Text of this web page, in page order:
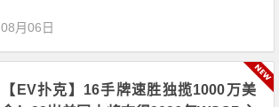
08月06日
【EV扑克】16手牌速胜独揽1000万美